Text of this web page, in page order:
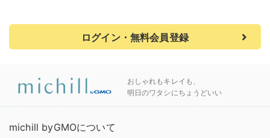
ログイン・無料会員登録
おしゃれもキレイも、
明日のワタシにちょうどいい
michill byGMOについて